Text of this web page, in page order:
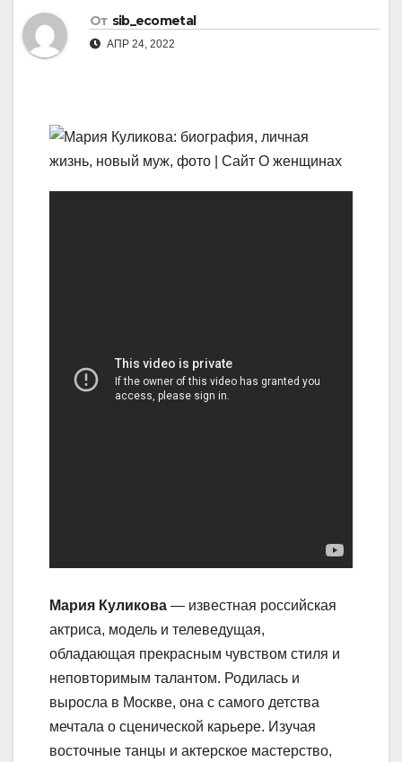
От sib_ecometal
АПР 24, 2022
Мария Куликова — известная российская
актриса, модель и телеведущая,
обладающая прекрасным чувством стиля и
неповторимым талантом. Родилась и
выросла в Москве, она с самого детства
мечтала о сценической карьере. Изучая
восточные танцы и актерское мастерство,